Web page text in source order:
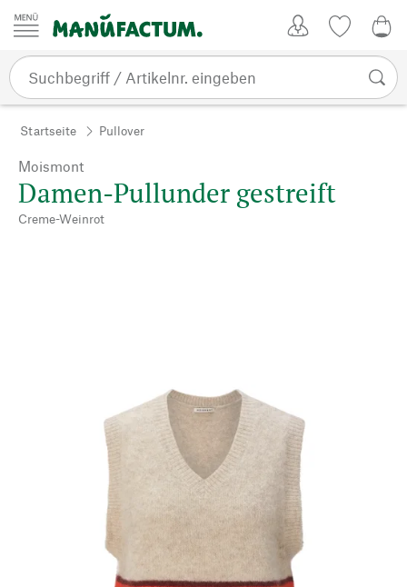
Zum Inhalt springen
Startseite Pullover
Moismont
Damen-Pullunder gestreift
Creme-Weinrot